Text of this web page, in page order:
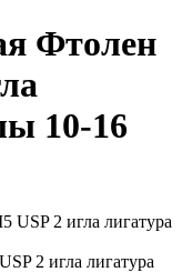
Фтолен
10-16
2 игла лигатура